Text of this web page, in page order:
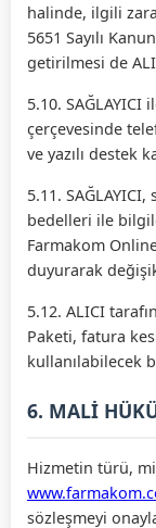
halinde, ilgili
5651 Sayılı
getirilmesi de
5.10.
çerçevesinde
ve yazılı destek
5.11.
bedelleri ile
Farmakom
duyurarak
5.12. ALICI
Paketi, fatura
kullanılabilecek
6. MALİ
Hizmetin türü,
sözleşmeyi